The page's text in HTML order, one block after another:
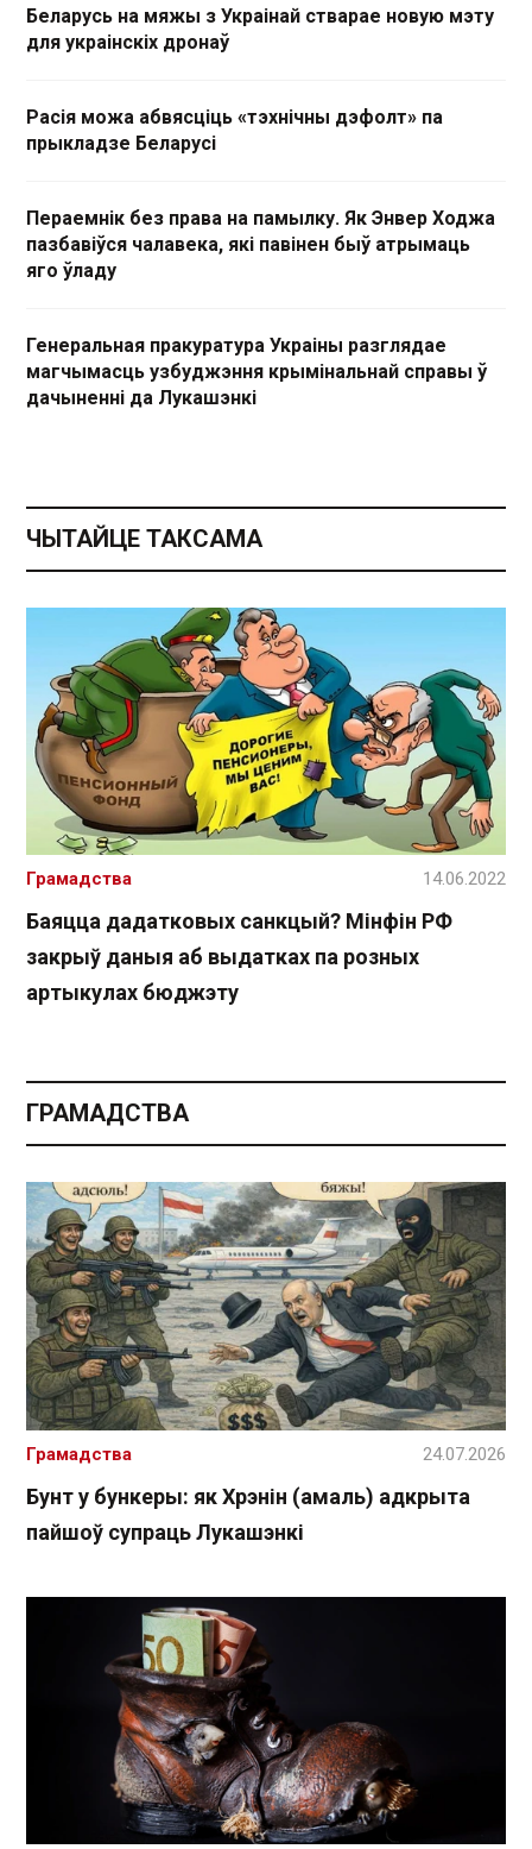
Беларусь на мяжы з Украінай стварае новую мэту
для украінскіх дронаў
Расія можа абвясціць «тэхнічны дэфолт» па
прыкладзе Беларусі
Пераемнік без права на памылку. Як Энвер Ходжа
пазбавіўся чалавека, які павінен быў атрымаць
яго ўладу
Генеральная пракуратура Украіны разглядае
магчымасць узбуджэння крымінальнай справы ў
дачыненні да Лукашэнкі
ЧЫТАЙЦЕ ТАКСАМА
Баяцца дадатковых санкцый? Мінфін РФ
закрыў даныя аб выдатках па розных
артыкулах бюджэту
Грамадства 14.06.2022
ГРАМАДСТВА
Бунт у бункеры: як Хрэнін (амаль) адкрыта
пайшоў супраць Лукашэнкі
Грамадства 24.07.2026